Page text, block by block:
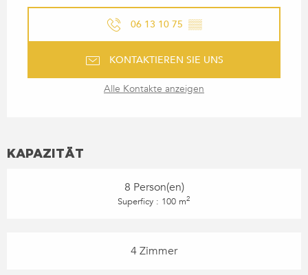
06 13 10 75 ▒▒
KONTAKTIEREN SIE UNS
Alle Kontakte anzeigen
KAPAZITÄT
8 Person(en)
Superficy : 100 m2
4 Zimmer